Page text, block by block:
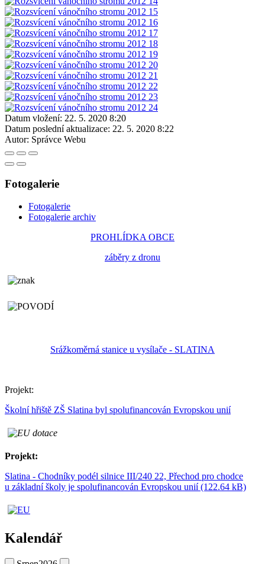
Datum vložení: 22. 5. 2020 8:20
Datum poslední aktualizace: 22. 5. 2020 8:22
Autor: Správce Webu
Fotogalerie
Fotogalerie
Fotogalerie archiv
PROHLÍDKA OBCE
záběry z dronu
Srážkoměrná stanice u vysílače - SLATINA
Projekt:
Školní hřiště ZŠ Slatina byl spolufinancován Evropskou unií
Projekt:
Slatina - Chodníky podél silnice III/240 22, Přechod pro chodce
u základní školy je spolufinancován Evropskou unií (122.64 kB)
Kalendář